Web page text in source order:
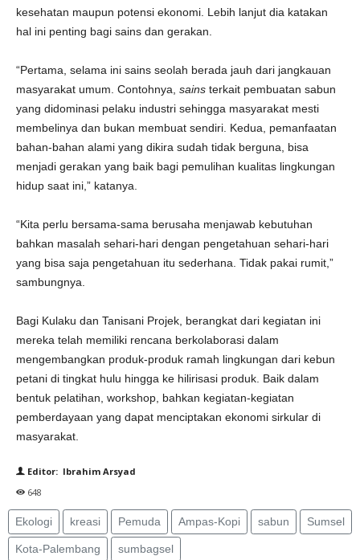
kesehatan maupun potensi ekonomi. Lebih lanjut dia katakan
hal ini penting bagi sains dan gerakan.
“Pertama, selama ini sains seolah berada jauh dari jangkauan
masyarakat umum. Contohnya, sains terkait pembuatan sabun
yang didominasi pelaku industri sehingga masyarakat mesti
membelinya dan bukan membuat sendiri. Kedua, pemanfaatan
bahan-bahan alami yang dikira sudah tidak berguna, bisa
menjadi gerakan yang baik bagi pemulihan kualitas lingkungan
hidup saat ini,” katanya.
“Kita perlu bersama-sama berusaha menjawab kebutuhan
bahkan masalah sehari-hari dengan pengetahuan sehari-hari
yang bisa saja pengetahuan itu sederhana. Tidak pakai rumit,”
sambungnya.
Bagi Kulaku dan Tanisani Projek, berangkat dari kegiatan ini
mereka telah memiliki rencana berkolaborasi dalam
mengembangkan produk-produk ramah lingkungan dari kebun
petani di tingkat hulu hingga ke hilirisasi produk. Baik dalam
bentuk pelatihan, workshop, bahkan kegiatan-kegiatan
pemberdayaan yang dapat menciptakan ekonomi sirkular di
masyarakat.
Editor: Ibrahim Arsyad
648
Ekologi kreasi Pemuda Ampas-Kopi sabun Sumsel
Kota-Palembang sumbagsel